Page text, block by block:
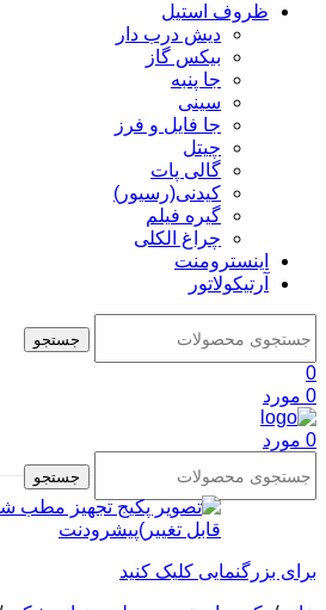
ظروف استیل
دیش درب دار
بیکس گاز
جا پنبه
سینی
جا فایل و فرز
چیتل
گالی پات
کیدنی(رسیور)
گیره فیلم
چراغ الکلی
اینسترومنت
آرتیکولاتور
جستجو
0
0 مورد
0 مورد
جستجو
برای بزرگنمایی کلیک کنید